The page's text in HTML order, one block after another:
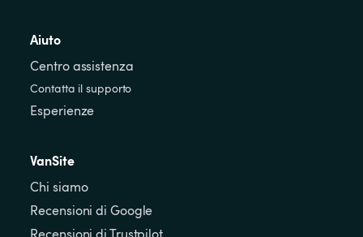
Aiuto
Centro assistenza
Contatta il supporto
Esperienze
VanSite
Chi siamo
Recensioni di Google